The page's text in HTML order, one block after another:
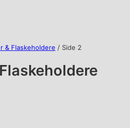
& Flaskeholdere / Side 2